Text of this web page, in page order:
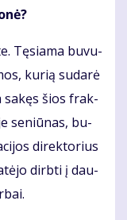
Tę­sia­ma bu­vu­
ku­rią su­da­rė
sa­kęs šios frak­
se­niū­nas, bu­
di­rek­to­rius
dirb­ti į dau­